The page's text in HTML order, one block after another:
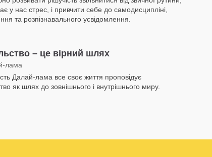
у нас стрес, і привчити себе до самодисципліні,
та розпізнавального усвідомлення.
– це вірний шлях
лама
Далай-лама все своє життя проповідує
як шлях до зовнішнього і внутрішнього миру.